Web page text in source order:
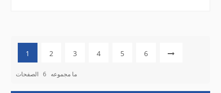
1 2 3 4 5 6
ما مجموعه 6 الصفحات